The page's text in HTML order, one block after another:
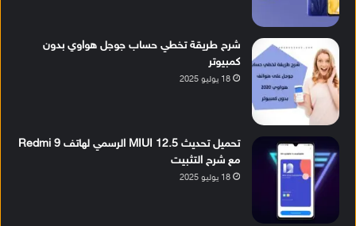
شرح طريقة تخطي حساب جوجل هواوي بدون
كمبيوتر
18 يوليو 2025
تحميل تحديث MIUI 12.5 الرسمي لهاتف Redmi 9
مع شرح التثبيت
18 يوليو 2025